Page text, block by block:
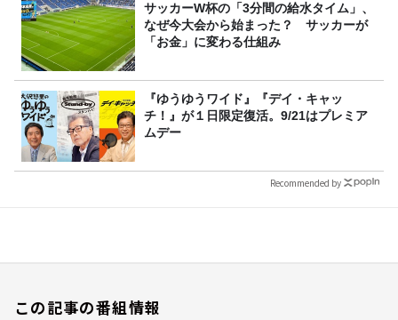
サッカーW杯の「3分間の給水タイム」、
なぜ今大会から始まった？ サッカーが
「お金」に変わる仕組み
『ゆうゆうワイド』『デイ・キャッ
チ！』が１日限定復活。9/21はプレミア
ムデー
Recommended by
この記事の番組情報